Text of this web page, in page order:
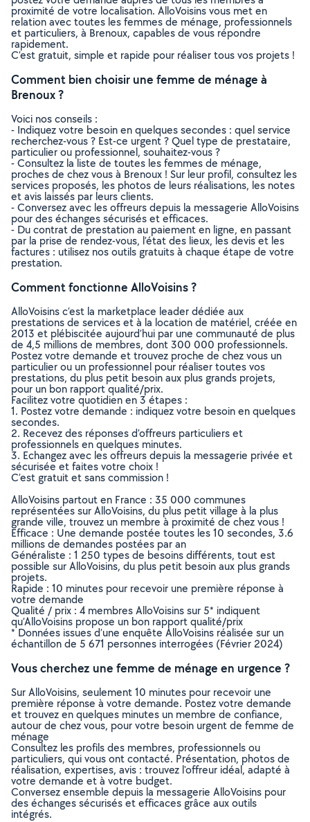
proximité de votre localisation. AlloVoisins vous met en
relation avec toutes les femmes de ménage, professionnels
et particuliers, à Brenoux, capables de vous répondre
rapidement.
C’est gratuit, simple et rapide pour réaliser tous vos projets !
Comment bien choisir une femme de ménage à
Brenoux ?
Voici nos conseils :
- Indiquez votre besoin en quelques secondes : quel service
recherchez-vous ? Est-ce urgent ? Quel type de prestataire,
particulier ou professionnel, souhaitez-vous ?
- Consultez la liste de toutes les femmes de ménage,
proches de chez vous à Brenoux ! Sur leur profil, consultez les
services proposés, les photos de leurs réalisations, les notes
et avis laissés par leurs clients.
- Conversez avec les offreurs depuis la messagerie AlloVoisins
pour des échanges sécurisés et efficaces.
- Du contrat de prestation au paiement en ligne, en passant
par la prise de rendez-vous, l’état des lieux, les devis et les
factures : utilisez nos outils gratuits à chaque étape de votre
prestation.
Comment fonctionne AlloVoisins ?
AlloVoisins c’est la marketplace leader dédiée aux
prestations de services et à la location de matériel, créée en
2013 et plébiscitée aujourd’hui par une communauté de plus
de 4,5 millions de membres, dont 300 000 professionnels.
Postez votre demande et trouvez proche de chez vous un
particulier ou un professionnel pour réaliser toutes vos
prestations, du plus petit besoin aux plus grands projets,
pour un bon rapport qualité/prix.
Facilitez votre quotidien en 3 étapes :
1. Postez votre demande : indiquez votre besoin en quelques
secondes.
2. Recevez des réponses d’offreurs particuliers et
professionnels en quelques minutes.
3. Echangez avec les offreurs depuis la messagerie privée et
sécurisée et faites votre choix !
C’est gratuit et sans commission !
AlloVoisins partout en France : 35 000 communes
représentées sur AlloVoisins, du plus petit village à la plus
grande ville, trouvez un membre à proximité de chez vous !
Efficace : Une demande postée toutes les 10 secondes, 3.6
millions de demandes postées par an
Généraliste : 1 250 types de besoins différents, tout est
possible sur AlloVoisins, du plus petit besoin aux plus grands
projets.
Rapide : 10 minutes pour recevoir une première réponse à
votre demande
Qualité / prix : 4 membres AlloVoisins sur 5* indiquent
qu’AlloVoisins propose un bon rapport qualité/prix
* Données issues d’une enquête AlloVoisins réalisée sur un
échantillon de 5 671 personnes interrogées (Février 2024)
Vous cherchez une femme de ménage en urgence ?
Sur AlloVoisins, seulement 10 minutes pour recevoir une
première réponse à votre demande. Postez votre demande
et trouvez en quelques minutes un membre de confiance,
autour de chez vous, pour votre besoin urgent de femme de
ménage
Consultez les profils des membres, professionnels ou
particuliers, qui vous ont contacté. Présentation, photos de
réalisation, expertises, avis : trouvez l'offreur idéal, adapté à
votre demande et à votre budget.
Conversez ensemble depuis la messagerie AlloVoisins pour
des échanges sécurisés et efficaces grâce aux outils
intégrés.